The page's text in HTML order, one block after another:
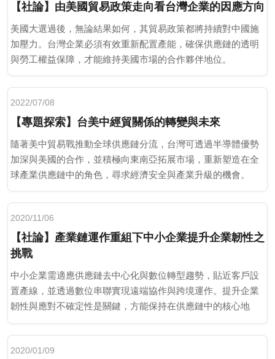
【社論】由美國貿易政策走向看台灣企業的因應方向
美國大選過後，無論結果如何，其貿易政策都將持續對中國施
加壓力。台灣企業必須有效重新配置產能，確保供應鏈的透明
與勞工權益保障，才能維持美國市場的合作夥伴地位。
2022/07/08
【專題探索】台美中經貿關係的轉變與未來
隨著美中貿易戰推動全球供應鏈分流，台灣可透過半導體優勢
加深與美國的合作，並積極向東南亞拓展市場，重新塑造在全
球產業供應鏈中的角色，尋求經濟安全與產業升級的機會。
2020/11/06
【社論】產業鏈運作重組下中小企業提升企業韌性之
挑戰
中小企業需適應供應鏈去中心化與數位轉型趨勢，貼近客戶設
置產線，並透過數位串聯實現遠端協作與跨境運作。提升企業
韌性與應對不確定性是關鍵，方能保持在供應鏈中的核心地
位。
2020/01/09